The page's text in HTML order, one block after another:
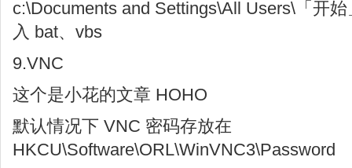
c:\Documents and Settings\All Users\「开
入 bat、vbs
9.VNC
这个是小花的文章 HOHO
默认情况下 VNC 密码存放在
HKCU\Software\ORL\WinVNC3\Password